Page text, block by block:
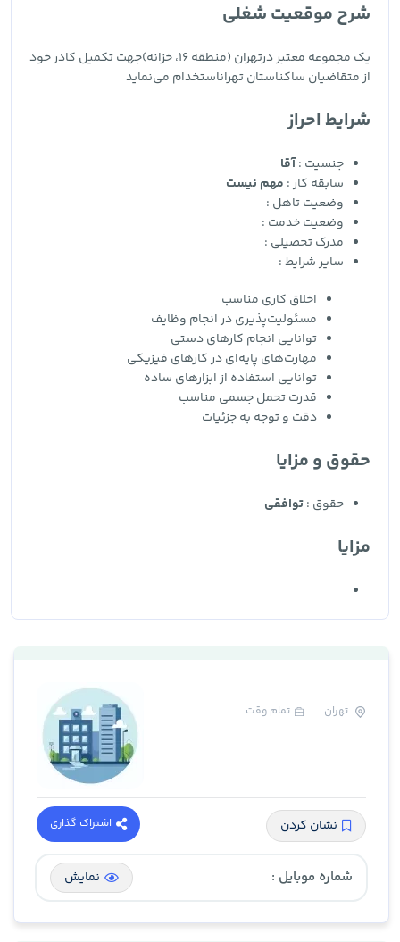
شرح موقعیت شغلی
یک مجموعه معتبر درتهران (منطقه ۱۶، خزانه)جهت تکمیل کادر خود
از متقاضیان ساکناستان تهراناستخدام می‌نماید
شرایط احراز
جنسیت :آقا
سابقه کار : مهم نیست
وضعیت تاهل :
وضعیت خدمت :
مدرک تحصیلی :
سایر شرایط :
اخلاق کاری مناسب
مسئولیت‌پذیری در انجام وظایف
توانایی انجام کارهای دستی
مهارت‌های پایه‌ای در کارهای فیزیکی
توانایی استفاده از ابزارهای ساده
قدرت تحمل جسمی مناسب
دقت و توجه به جزئیات
حقوق و مزایا
حقوق :توافقی
مزایا
تهران تمام وقت
نشان کردن اشتراک گذاری
شماره موبایل : نمایش